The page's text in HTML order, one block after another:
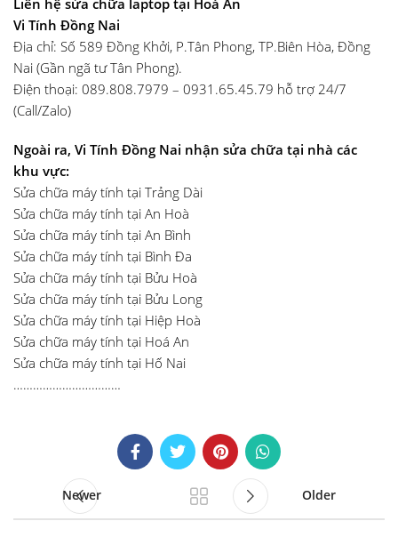
Liên hệ sửa chữa laptop tại Hoá An
Vi Tính Đồng Nai
Địa chỉ: Số 589 Đồng Khởi, P.Tân Phong, TP.Biên Hòa, Đồng
Nai (Gần ngã tư Tân Phong).
Điện thoại: 089.808.7979 – 0931.65.45.79 hỗ trợ 24/7
(Call/Zalo)
Ngoài ra, Vi Tính Đồng Nai nhận sửa chữa tại nhà các
khu vực:
Sửa chữa máy tính tại Trảng Dài
Sửa chữa máy tính tại An Hoà
Sửa chữa máy tính tại An Bình
Sửa chữa máy tính tại Bình Đa
Sửa chữa máy tính tại Bửu Hoà
Sửa chữa máy tính tại Bửu Long
Sửa chữa máy tính tại Hiệp Hoà
Sửa chữa máy tính tại Hoá An
Sửa chữa máy tính tại Hố Nai
……………………………
Newer Older